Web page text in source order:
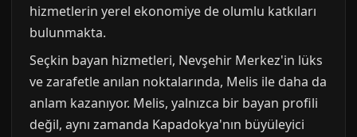
hizmetlerin yerel ekonomiye de olumlu katkıları
bulunmakta.
Seçkin bayan hizmetleri, Nevşehir Merkez'in lüks
ve zarafetle anılan noktalarında, Melis ile daha da
anlam kazanıyor. Melis, yalnızca bir bayan profili
değil, aynı zamanda Kapadokya'nın büyüleyici